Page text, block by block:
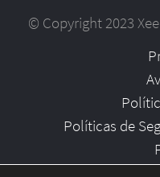
© Copyright 2023
Políticas de